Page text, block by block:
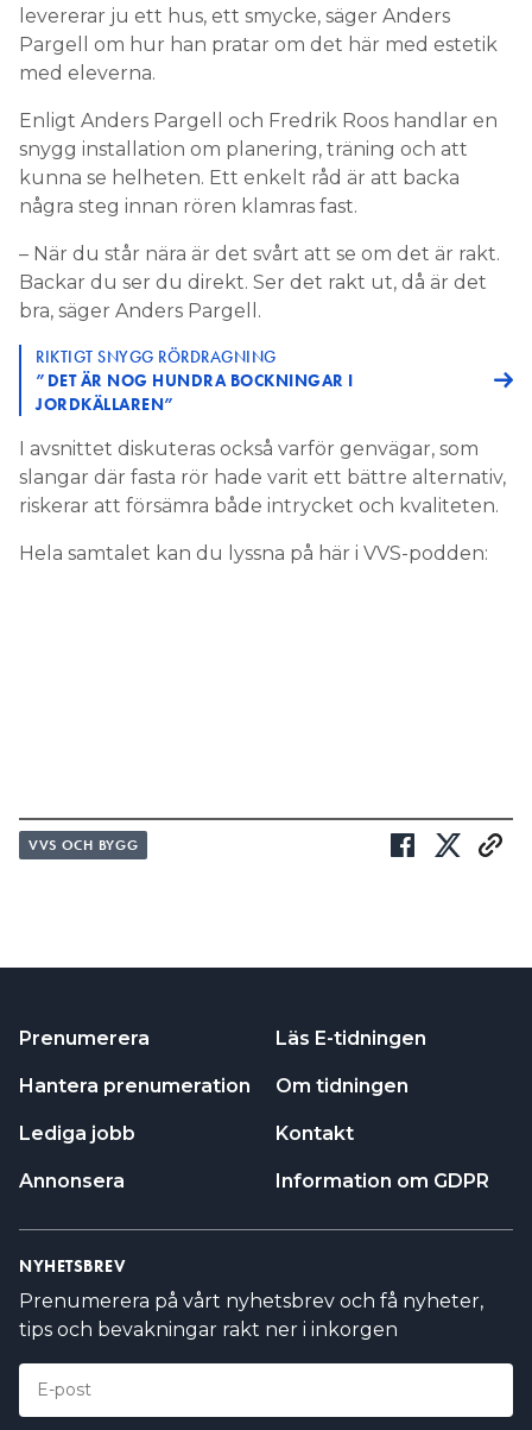
levererar ju ett hus, ett smycke, säger Anders
Pargell om hur han pratar om det här med estetik
med eleverna.
Enligt Anders Pargell och Fredrik Roos handlar en
snygg installation om planering, träning och att
kunna se helheten. Ett enkelt råd är att backa
några steg innan rören klamras fast.
– När du står nära är det svårt att se om det är rakt.
Backar du ser du direkt. Ser det rakt ut, då är det
bra, säger Anders Pargell.
RIKTIGT SNYGG RÖRDRAGNING
”DET ÄR NOG HUNDRA BOCKNINGAR I
JORDKÄLLAREN”
I avsnittet diskuteras också varför genvägar, som
slangar där fasta rör hade varit ett bättre alternativ,
riskerar att försämra både intrycket och kvaliteten.
Hela samtalet kan du lyssna på här i VVS-podden:
VVS OCH BYGG
Prenumerera
Hantera prenumeration
Lediga jobb
Annonsera
Läs E-tidningen
Om tidningen
Kontakt
Information om GDPR
NYHETSBREV
Prenumerera på vårt nyhetsbrev och få nyheter,
tips och bevakningar rakt ner i inkorgen